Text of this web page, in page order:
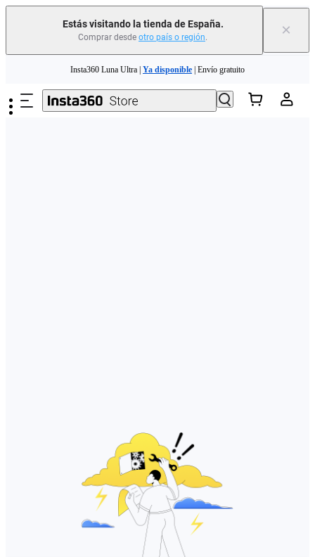
Estás visitando la tienda de España.
Comprar desde otro país o región. ×
Need shopping help? | Chat with our experts now!
Insta360 Luna Ultra | Ya disponible | Envío gratuito